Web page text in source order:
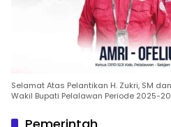
Selamat Atas Pelantikan H. Zukri, SM
Wakil Bupati Pelalawan Periode 2025-